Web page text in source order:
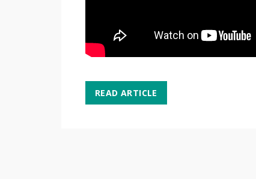
READ ARTICLE